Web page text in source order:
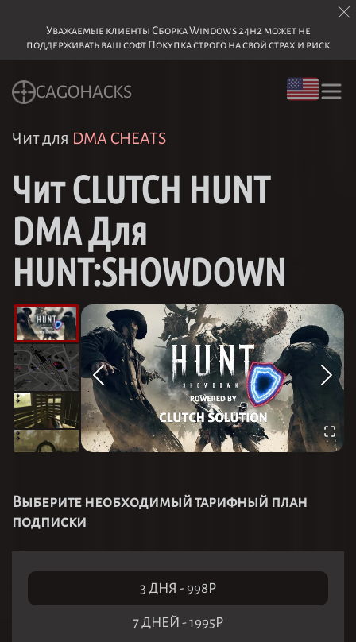
Уважаемые клиенты Сборка Windows 24h2 может не
поддерживать ваш софт Покупка строго на свой страх и риск
CAGOHACKS
Чит для DMA CHEATS
Чит CLUTCH HUNT
DMA Для
HUNT:SHOWDOWN
Выберите необходимый тарифный план
подписки
3 ДНЯ -998 Р
7 ДНЕЙ -1995 Р